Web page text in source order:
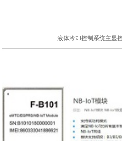
液体冷却控制系统主显